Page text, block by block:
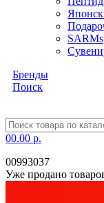
SARMs
Бренды
Поиск
00.00 р.
00993037
Уже продано